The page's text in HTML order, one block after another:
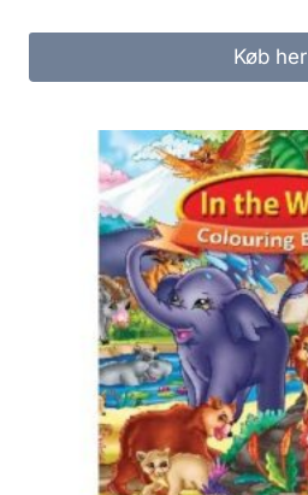
Køb her